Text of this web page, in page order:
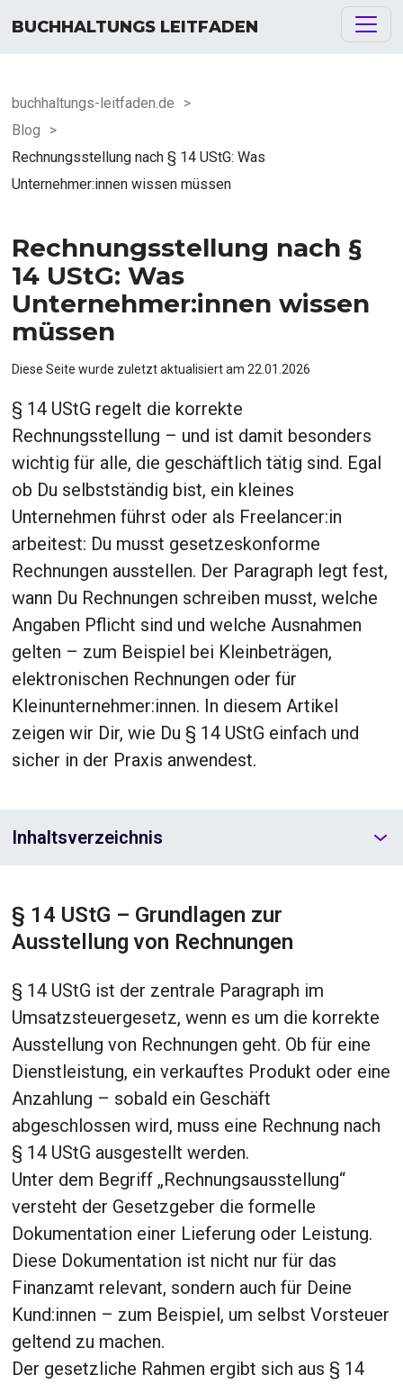
BUCHHALTUNGS LEITFADEN
buchhaltungs-leitfaden.de
>
Blog
>
Rechnungsstellung nach § 14 UStG: Was
Unternehmer:innen wissen müssen
Rechnungsstellung nach §
14 UStG: Was
Unternehmer:innen wissen
müssen
Diese Seite wurde zuletzt aktualisiert am22.01.2026
§ 14 UStG regelt die korrekte
Rechnungsstellung – und ist damit besonders
wichtig für alle, die geschäftlich tätig sind. Egal
ob Du selbstständig bist, ein kleines
Unternehmen führst oder als Freelancer:in
arbeitest: Du musst gesetzeskonforme
Rechnungen ausstellen. Der Paragraph legt fest,
wann Du Rechnungen schreiben musst, welche
Angaben Pflicht sind und welche Ausnahmen
gelten – zum Beispiel bei Kleinbeträgen,
elektronischen Rechnungen oder für
Kleinunternehmer:innen. In diesem Artikel
zeigen wir Dir, wie Du § 14 UStG einfach und
sicher in der Praxis anwendest.
Inhaltsverzeichnis
§ 14 UStG – Grundlagen zur
Ausstellung von Rechnungen
§ 14 UStG ist der zentrale Paragraph im
Umsatzsteuergesetz, wenn es um die korrekte
Ausstellung von Rechnungen geht. Ob für eine
Dienstleistung, ein verkauftes Produkt oder eine
Anzahlung – sobald ein Geschäft
abgeschlossen wird, muss eine Rechnung nach
§ 14 UStG ausgestellt werden.
Unter dem Begriff „Rechnungsausstellung“
versteht der Gesetzgeber die formelle
Dokumentation einer Lieferung oder Leistung.
Diese Dokumentation ist nicht nur für das
Finanzamt relevant, sondern auch für Deine
Kund:innen – zum Beispiel, um selbst Vorsteuer
geltend zu machen.
Der gesetzliche Rahmen ergibt sich aus § 14